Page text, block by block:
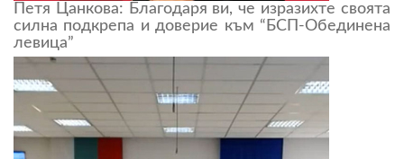
Петя Цанкова: Благодаря ви, че изразихте своята
силна подкрепа и доверие към “БСП-Обединена
левица”